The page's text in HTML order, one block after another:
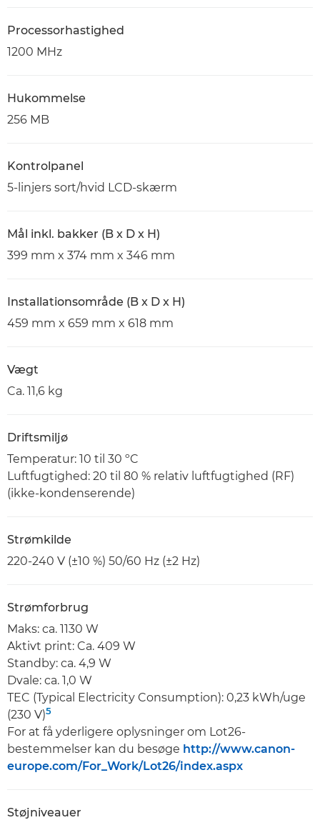
Processorhastighed
1200 MHz
Hukommelse
256 MB
Kontrolpanel
5-linjers sort/hvid LCD-skærm
Mål inkl. bakker (B x D x H)
399 mm x 374 mm x 346 mm
Installationsområde (B x D x H)
459 mm x 659 mm x 618 mm
Vægt
Ca. 11,6 kg
Driftsmiljø
Temperatur: 10 til 30 ºC
Luftfugtighed: 20 til 80 % relativ luftfugtighed (RF)
(ikke-kondenserende)
Strømkilde
220-240 V (±10 %) 50/60 Hz (±2 Hz)
Strømforbrug
Maks: ca. 1130 W
Aktivt print: Ca. 409 W
Standby: ca. 4,9 W
Dvale: ca. 1,0 W
TEC (Typical Electricity Consumption): 0,23 kWh/uge
(230 V)5
For at få yderligere oplysninger om Lot26-
bestemmelser kan du besøge http://www.canon-
europe.com/For_Work/Lot26/index.aspx
Støjniveauer